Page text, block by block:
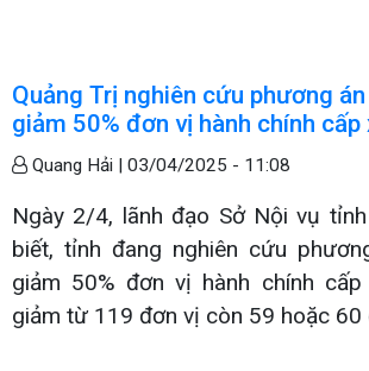
Quảng Trị nghiên cứu phương
giảm 50% đơn vị hành chính cấp
Quang Hải | 03/04/2025 - 11:08
Ngày 2/4, lãnh đạo Sở Nội vụ
biết, tỉnh đang nghiên cứu
giảm 50% đơn vị hành chính
giảm từ 119 đơn vị còn 59 hoặc 60